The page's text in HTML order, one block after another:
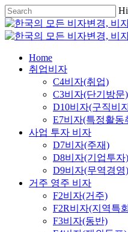
Skip
to
main
content
Close
Search
Menu
Home
취업비자
C4비자(취업)
C3비자(단기방문)
D10비자(구직비
E7비자(특정활동
사업 투자 비자
D7비자(주재)
D8비자(기업투자)
D9비자(무역경영)
거주 영주 비자
F2비자(거주)
F2R비자(지역특
F3비자(동반)